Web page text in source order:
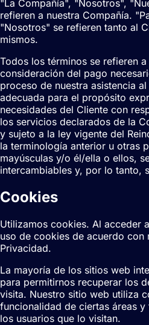
"La Compañía", "Nosotros",
refieren a nuestra Compañía.
"Nosotros" se refieren tanto al
mismos.
Todos los términos se refieren
consideración del pago
proceso de nuestra asistencia
adecuada para el propósito
necesidades del Cliente con
los servicios declarados de la
y sujeto a la ley vigente del
la terminología anterior u otras
mayúsculas y/o él/ella o ellos,
intercambiables y, por lo tanto,
Cookies
Utilizamos cookies. Al acceder
uso de cookies de acuerdo con
Privacidad.
La mayoría de los sitios web
para permitirnos recuperar los
visita. Nuestro sitio web utiliza
funcionalidad de ciertas áreas
los usuarios que lo visitan.